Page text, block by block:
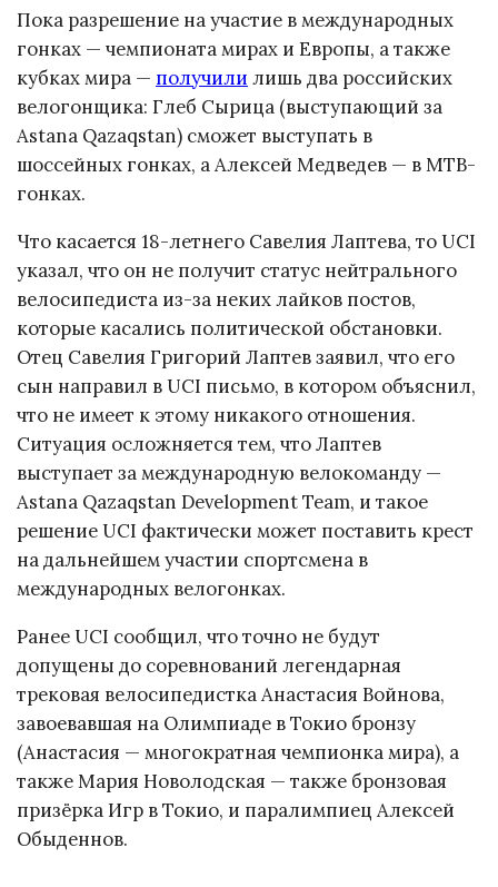
Пока разрешение на участие в международных
гонках — чемпионата мирах и Европы, а также
кубках мира — получили лишь два российских
велогонщика: Глеб Сырица (выступающий за
Astana Qazaqstan) сможет выступать в
шоссейных гонках, а Алексей Медведев — в MTB-
гонках.
Что касается 18-летнего Савелия Лаптева, то UCI
указал, что он не получит статус нейтрального
велосипедиста из-за неких лайков постов,
которые касались политической обстановки.
Отец Савелия Григорий Лаптев заявил, что его
сын направил в UCI письмо, в котором объяснил,
что не имеет к этому никакого отношения.
Ситуация осложняется тем, что Лаптев
выступает за международную велокоманду —
Astana Qazaqstan Development Team, и такое
решение UCI фактически может поставить крест
на дальнейшем участии спортсмена в
международных велогонках.
Ранее UCI сообщил, что точно не будут
допущены до соревнований легендарная
трековая велосипедистка Анастасия Войнова,
завоевавшая на Олимпиаде в Токио бронзу
(Анастасия — многократная чемпионка мира), а
также Мария Новолодская — также бронзовая
призёрка Игр в Токио, и паралимпиец Алексей
Обыденнов.